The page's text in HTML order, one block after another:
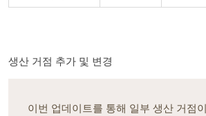
생산 거점 추가 및 변경
이번 업데이트를 통해 일부 생산 거점